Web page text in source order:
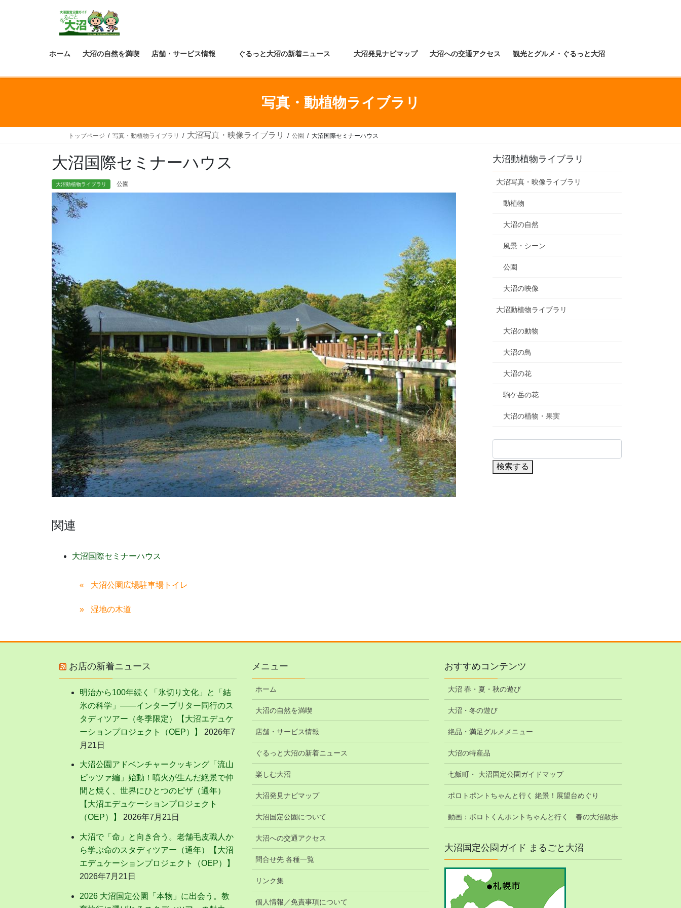
ホーム 大沼の自然を満喫 店舗・サービス情報 ぐるっと大沼の新着ニュース 大沼発見ナビマップ 大沼への交通アクセス 観光とグルメ・ぐるっと大沼
写真・動植物ライブラリ
トップページ 写真・動植物ライブラリ 大沼写真・映像ライブラリ 公園 大沼国際セミナーハウス
大沼国際セミナーハウス
大沼動植物ライブラリ 公園
関連
大沼国際セミナーハウス
大沼公園広場駐車場トイレ
湿地の木道
大沼動植物ライブラリ
大沼写真・映像ライブラリ
動植物
大沼の自然
風景・シーン
公園
大沼の映像
大沼動植物ライブラリ
大沼の動物
大沼の鳥
大沼の花
駒ケ岳の花
大沼の植物・果実
検索する
お店の新着ニュース
明治から100年続く「氷切り文化」と「結
氷の科学」——インタープリター同行のス
タディツアー（冬季限定）【大沼エデュケ
ーションプロジェクト（OEP）】
2026年7
月21日
大沼公園アドベンチャークッキング「流山
ピッツァ編」始動！噴火が生んだ絶景で仲
間と焼く、世界にひとつのピザ（通年）
【大沼エデュケーションプロジェクト
（OEP）】
2026年7月21日
大沼で「命」と向き合う。老舗毛皮職人か
ら学ぶ命のスタディツアー（通年）【大沼
エデュケーションプロジェクト（OEP）】
2026年7月21日
2026 大沼国定公園「本物」に出会う。教
メニュー
ホーム
大沼の自然を満喫
店舗・サービス情報
ぐるっと大沼の新着ニュース
楽しむ大沼
大沼発見ナビマップ
大沼国定公園について
大沼への交通アクセス
問合せ先 各種一覧
リンク集
個人情報／免責事項について
おすすめコンテンツ
大沼 春・夏・秋の遊び
大沼・冬の遊び
絶品・満足グルメメニュー
大沼の特産品
七飯町・ 大沼国定公園ガイドマップ
ポロトポントちゃんと行く 絶景！展望台めぐり
動画：ポロトくんポントちゃんと行く 春の大沼散歩
大沼国定公園ガイド まるごと大沼